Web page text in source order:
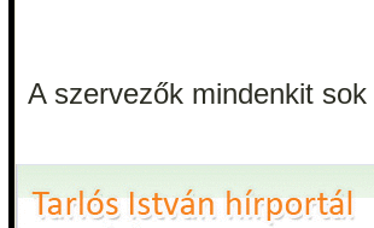
A szervezők mindenkit